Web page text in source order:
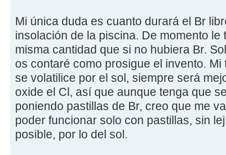
Mi única duda es cuanto durará el Br
insolación de la piscina. De momento
misma cantidad que si no hubiera Br.
os contaré como prosigue el invento.
se volatilice por el sol, siempre será
oxide el Cl, así que aunque tenga que
poniendo pastillas de Br, creo que me
poder funcionar solo con pastillas, sin
posible, por lo del sol.